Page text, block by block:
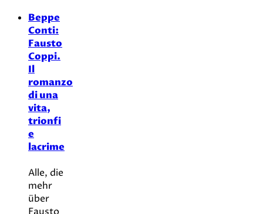
Beppe
Conti:
Fausto
Coppi.
Il
romanzo
di una
vita,
trionfi
e
lacrime
Alle, die
mehr
über